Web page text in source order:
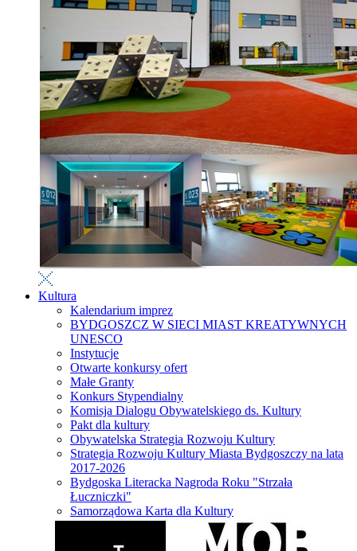
Kultura
Kalendarium imprez
BYDGOSZCZ W SIECI MIAST KREATYWNYCH
UNESCO
Instytucje
Otwarte konkursy ofert
Małe Granty
Konkurs Stypendialny
Komisja Dialogu Obywatelskiego ds. Kultury
Pakt dla kultury
Obywatelska Strategia Rozwoju Kultury
Strategia Rozwoju Kultury Miasta Bydgoszczy na lata
2017-2026
Bydgoska Literacka Nagroda Roku "Strzała
Łuczniczki"
Samorządowa Karta dla Kultury